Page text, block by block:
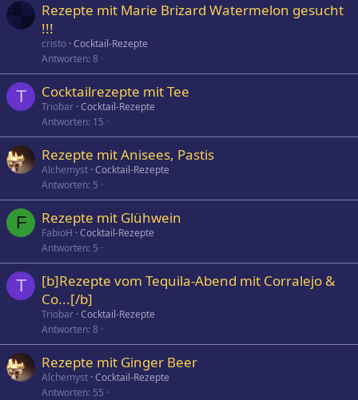
Rezepte mit Marie Brizard Watermelon gesucht
!!!
cristo Cocktail-Rezepte
Antworten 8
T Cocktailrezepte mit Tee
Triobar Cocktail-Rezepte
Antworten 15
Rezepte mit Anisees, Pastis
Alchemyst Cocktail-Rezepte
Antworten 5
F Rezepte mit Glühwein
FabioH Cocktail-Rezepte
Antworten 5
T
[b]Rezepte vom Tequila-Abend mit Corralejo &
Co...[/b]
Triobar Cocktail-Rezepte
Antworten 8
Rezepte mit Ginger Beer
Alchemyst Cocktail-Rezepte
Antworten 55